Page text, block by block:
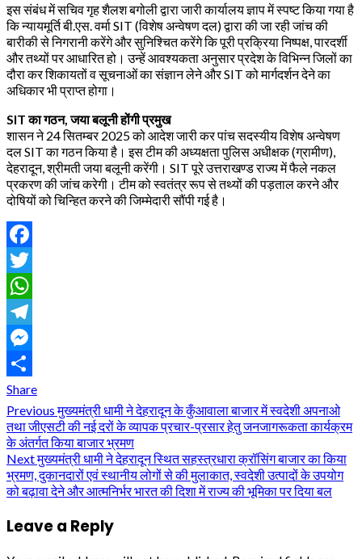
इस संबंध में सचिव गृह शैलश बगोली द्वारा जारी कार्यालय ज्ञाप में स्पष्ट किया गया है
कि न्यायमूर्ति बी.एस. वर्मा SIT (विशेष अन्वेषण दल) द्वारा की जा रही जांच की
बारीकी से निगरानी करेंगे और सुनिश्चित करेंगे कि पूरी प्रक्रिया निष्पक्ष, पारदर्शी
और तथ्यों पर आधारित हो। उन्हें आवश्यकता अनुसार प्रदेश के विभिन्न जिलों का
दौरा कर शिकायतों व सूचनाओं का संज्ञान लेने और SIT को मार्गदर्शन देने का
अधिकार भी प्राप्त होगा।
SIT का गठन, जया बलूनी होंगी प्रमुख
शासन ने 24 सितम्बर 2025 को आदेश जारी कर पांच सदस्यीय विशेष अन्वेषण
दल SIT का गठन किया है। इस टीम की अध्यक्षता पुलिस अधीक्षक (ग्रामीण),
देहरादून, श्रीमती जया बलूनी करेंगी। SIT पूरे उत्तराखण्ड राज्य में फैले नकल
प्रकरण की जांच करेगी। टीम को स्वतंत्र रूप से तथ्यों की पड़ताल करने और
दोषियों को चिन्हित करने की जिम्मेदारी सौंपी गई है।
Facebook
Twitter
WhatsApp
Telegram
Messenger
Share
Continue
Reading
Previousमुख्यमंत्री धामी ने देहरादून के कुँआवाला बाजार में स्वदेशी अपनाओ
तथा जीएसटी की नई दरों के व्यापक प्रचार-प्रसार हेतु जनजागरूकता कार्यक्रम
के अंतर्गत किया बाजार भ्रमण
Nextमुख्यमंत्री धामी ने देहरादून स्थित सहस्त्रधारा क्रॉसिंग बाजार का किया
भ्रमण, दुकानदारों एवं स्थानीय लोगों से की मुलाकात, स्वदेशी उत्पादों के उपयोग
को बढ़ावा देने और आत्मनिर्भर भारत की दिशा में राज्य की भूमिका पर दिया बल
Leave a Reply